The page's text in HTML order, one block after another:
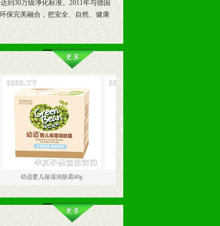
到30万级净化标准。2011年与德国
保完美融合，把安全、自然、健康
婴儿保湿润肤霜40g 幼适婴儿营养润肤霜 30g